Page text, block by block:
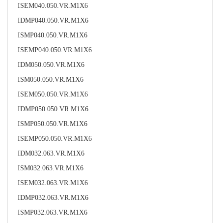
ISEM040.050.VR.M1X6
IDMP040.050.VR.M1X6
ISMP040.050.VR.M1X6
ISEMP040.050.VR.M1X6
IDM050.050.VR.M1X6
ISM050.050.VR.M1X6
ISEM050.050.VR.M1X6
IDMP050.050.VR.M1X6
ISMP050.050.VR.M1X6
ISEMP050.050.VR.M1X6
IDM032.063.VR.M1X6
ISM032.063.VR.M1X6
ISEM032.063.VR.M1X6
IDMP032.063.VR.M1X6
ISMP032.063.VR.M1X6